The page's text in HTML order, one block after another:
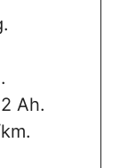
Ah.